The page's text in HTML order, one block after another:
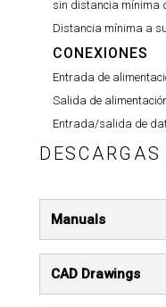
sin distancia mínima
Distancia mínima a
CONEXIONES
Entrada de
Salida de
Entrada/salida de
DESCARGAS
Manuals
CAD Drawings